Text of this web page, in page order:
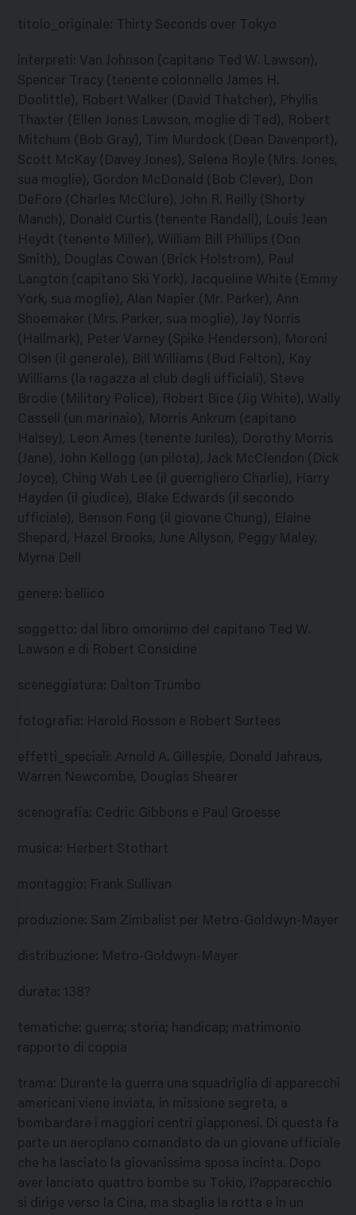
titolo_originale: Thirty Seconds over Tokyo
interpreti: Van Johnson (capitano Ted W. Lawson),
Spencer Tracy (tenente colonnello James H.
Doolittle), Robert Walker (David Thatcher), Phyllis
Thaxter (Ellen Jones Lawson, moglie di Ted), Robert
Mitchum (Bob Gray), Tim Murdock (Dean Davenport),
Scott McKay (Davey Jones), Selena Royle (Mrs. Jones,
sua moglie), Gordon McDonald (Bob Clever), Don
DeFore (Charles McClure), John R. Reilly (Shorty
Manch), Donald Curtis (tenente Randall), Louis Jean
Heydt (tenente Miller), William Bill Phillips (Don
Smith), Douglas Cowan (Brick Holstrom), Paul
Langton (capitano Ski York), Jacqueline White (Emmy
York, sua moglie), Alan Napier (Mr. Parker), Ann
Shoemaker (Mrs. Parker, sua moglie), Jay Norris
(Hallmark), Peter Varney (Spike Henderson), Moroni
Olsen (il generale), Bill Williams (Bud Felton), Kay
Williams (la ragazza al club degli ufficiali), Steve
Brodie (Military Police), Robert Bice (Jig White), Wally
Cassell (un marinaio), Morris Ankrum (capitano
Halsey), Leon Ames (tenente Juriles), Dorothy Morris
(Jane), John Kellogg (un pilota), Jack McClendon (Dick
Joyce), Ching Wah Lee (il guerrigliero Charlie), Harry
Hayden (il giudice), Blake Edwards (il secondo
ufficiale), Benson Fong (il giovane Chung), Elaine
Shepard, Hazel Brooks, June Allyson, Peggy Maley,
Myrna Dell
genere: bellico
soggetto: dal libro omonimo del capitano Ted W.
Lawson e di Robert Considine
sceneggiatura: Dalton Trumbo
fotografia: Harold Rosson e Robert Surtees
effetti_speciali: Arnold A. Gillespie, Donald Jahraus,
Warren Newcombe, Douglas Shearer
scenografia: Cedric Gibbons e Paul Groesse
musica: Herbert Stothart
montaggio: Frank Sullivan
produzione: Sam Zimbalist per Metro-Goldwyn-Mayer
distribuzione: Metro-Goldwyn-Mayer
durata: 138?
tematiche: guerra; storia; handicap; matrimonio
rapporto di coppia
trama: Durante la guerra una squadriglia di apparecchi
americani viene inviata, in missione segreta, a
bombardare i maggiori centri giapponesi. Di questa fa
parte un aeroplano comandato da un giovane ufficiale
che ha lasciato la giovanissima sposa incinta. Dopo
aver lanciato quattro bombe su Tokio, l?apparecchio
si dirige verso la Cina, ma sbaglia la rotta e in un